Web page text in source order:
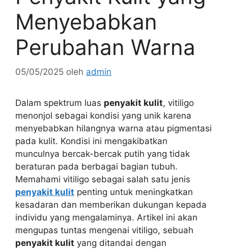
Menyebabkan
Perubahan Warna
05/05/2025 oleh admin
Dalam spektrum luas penyakit kulit, vitiligo
menonjol sebagai kondisi yang unik karena
menyebabkan hilangnya warna atau pigmentasi
pada kulit. Kondisi ini mengakibatkan
munculnya bercak-bercak putih yang tidak
beraturan pada berbagai bagian tubuh.
Memahami vitiligo sebagai salah satu jenis
penyakit kulit penting untuk meningkatkan
kesadaran dan memberikan dukungan kepada
individu yang mengalaminya. Artikel ini akan
mengupas tuntas mengenai vitiligo, sebuah
penyakit kulit yang ditandai dengan